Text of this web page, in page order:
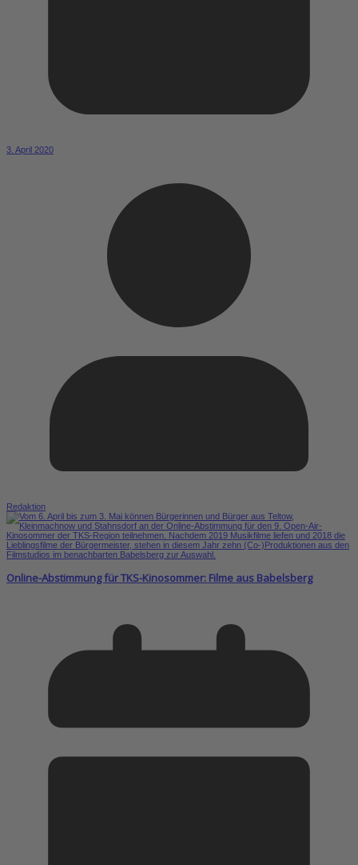
3. April 2020
Redaktion
Online-Abstimmung für TKS-Kinosommer: Filme aus Babelsberg